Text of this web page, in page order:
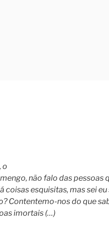
o
não falo das pessoas
coisas esquisitas, mas sei
Contentemo-nos do que
imortais (…)